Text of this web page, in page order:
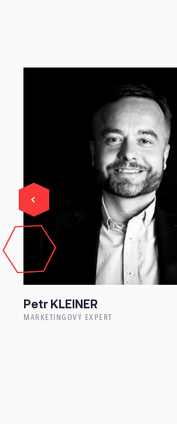
Petr KLEINER
MARKETINGOVÝ EXPERT